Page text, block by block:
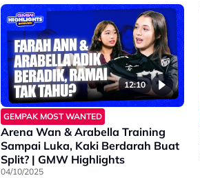
12:10
GEMPAK MOST WANTED
Arena Wan & Arabella Training
Sampai Luka, Kaki Berdarah Buat
Split? | GMW Highlights
04/10/2025